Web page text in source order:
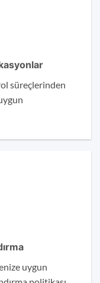
süreçlerinden
uygun